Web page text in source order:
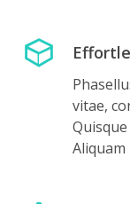
vitae,